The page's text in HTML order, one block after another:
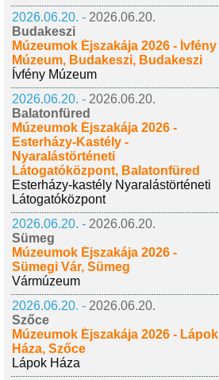
2026.06.20. - 2026.06.20.
Budakeszi
Múzeumok Éjszakája 2026 - Ívfény
Múzeum, Budakeszi, Budakeszi
Ívfény Múzeum
2026.06.20. - 2026.06.20.
Balatonfüred
Múzeumok Éjszakája 2026 -
Esterházy-Kastély -
Nyaralástörténeti
Látogatóközpont, Balatonfüred
Esterházy-kastély Nyaralástörténeti
Látogatóközpont
2026.06.20. - 2026.06.20.
Sümeg
Múzeumok Éjszakája 2026 -
Sümegi Vár, Sümeg
Vármúzeum
2026.06.20. - 2026.06.20.
Szőce
Múzeumok Éjszakája 2026 - Lápok
Háza, Szőce
Lápok Háza